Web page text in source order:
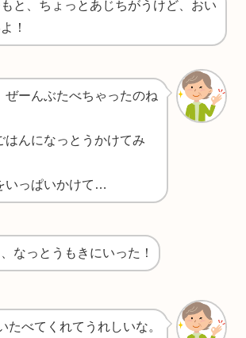
と、ちょっとあじちがうけど、おい
！
ぜーんぶたべちゃったのね
はんになっとうかけてみ
いっぱいかけて…
なっとうもきにいった！
たべてくれてうれしいな。